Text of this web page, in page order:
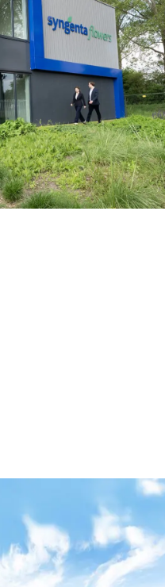
Kantoorruimte